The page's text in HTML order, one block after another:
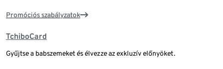
Promóciós szabályzatok
TchiboCard
Gyűjtse a babszemeket és élvezze az exkluzív előnyöket.